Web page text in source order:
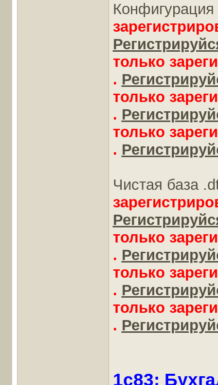
только
.
только
.
только
.
Чистая база
только
.
только
.
только
.
1c83: